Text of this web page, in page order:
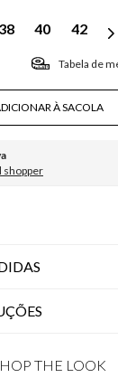
38 40 42
Tabela de
À SACOLA
shopper
THE LOOK